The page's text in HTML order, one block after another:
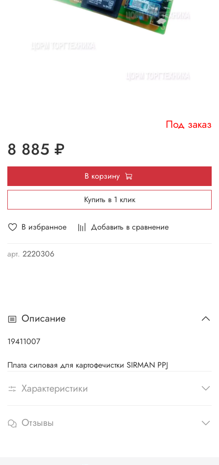
В избранное Добавить в сравнение
арт. 2220306
Под заказ
8 885 ₽
В корзину
Купить в 1 клик
Описание
19411007
Плата силовая для картофечистки SIRMAN PPJ
Характеристики
Отзывы